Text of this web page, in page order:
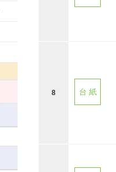
8 台 紙